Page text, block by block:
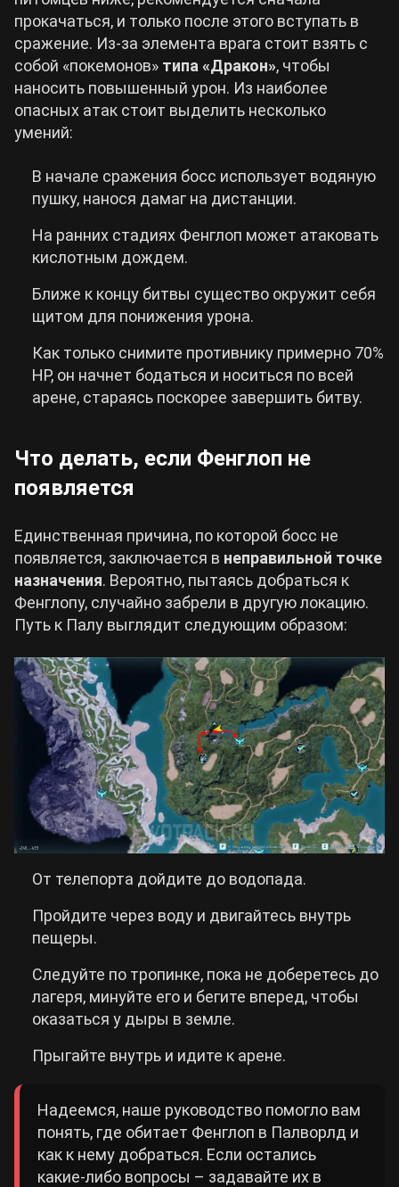
прокачаться, и только после этого вступать в
сражение. Из-за элемента врага стоит взять с
собой «покемонов» типа «Дракон», чтобы
наносить повышенный урон. Из наиболее
опасных атак стоит выделить несколько
умений:
В начале сражения босс использует водяную
пушку, нанося дамаг на дистанции.
На ранних стадиях Фенглоп может атаковать
кислотным дождем.
Ближе к концу битвы существо окружит себя
щитом для понижения урона.
Как только снимите противнику примерно 70%
HP, он начнет бодаться и носиться по всей
арене, стараясь поскорее завершить битву.
Что делать, если Фенглоп не
появляется
Единственная причина, по которой босс не
появляется, заключается в неправильной точке
назначения. Вероятно, пытаясь добраться к
Фенглопу, случайно забрели в другую локацию.
Путь к Палу выглядит следующим образом:
От телепорта дойдите до водопада.
Пройдите через воду и двигайтесь внутрь
пещеры.
Следуйте по тропинке, пока не доберетесь до
лагеря, минуйте его и бегите вперед, чтобы
оказаться у дыры в земле.
Прыгайте внутрь и идите к арене.
Надеемся, наше руководство помогло вам
понять, где обитает Фенглоп в Палворлд и
как к нему добраться. Если остались
какие-либо вопросы – задавайте их в